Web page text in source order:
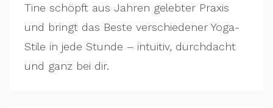
Tine schöpft aus Jahren gelebter Praxis
und bringt das Beste verschiedener Yoga-
Stile in jede Stunde – intuitiv, durchdacht
und ganz bei dir.